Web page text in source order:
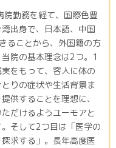
勤務を経て、国際色豊
出身で、日本語、中国
ることから、外国籍の方
院の基本理念は2つ。1
をもって、客人に体の
りの症状や生活背景ま
供することを理想に、
だけるようユーモアと
そして2つ目は「医学の
求する」。長年高度医